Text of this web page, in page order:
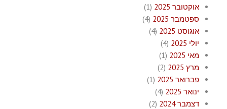
אוקטובר 2025
(1)
ספטמבר 2025
(4)
אוגוסט 2025
(4)
יולי 2025
(4)
מאי 2025
(1)
מרץ 2025
(2)
פברואר 2025
(1)
ינואר 2025
(4)
דצמבר 2024
(2)